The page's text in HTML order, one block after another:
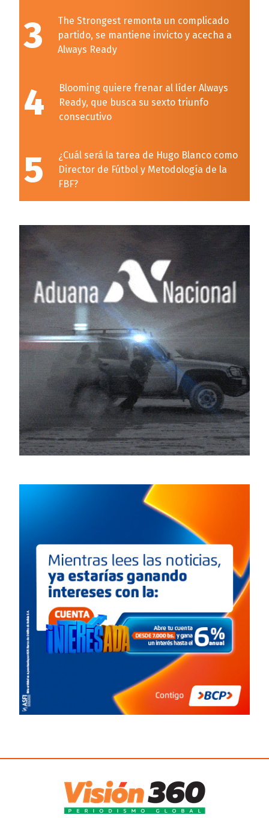
3
The Strongest remonta un complicado
partido, se mantiene invicto y acecha a
Always Ready
4
Blooming quiere frenar al líder Always
Ready, que busca su sexto triunfo
consecutivo
5
¿Cuál será la tarea de Hugo Blanco como
Director de Fútbol y Metodología de la
FBF?